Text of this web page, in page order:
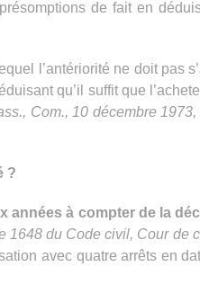
de fait en
l’antériorité ne doit pas
qu’il suffit que
Com., 10 décembre
?
années à compter de la
1648 du Code civil, Cour de
avec quatre arrêts en